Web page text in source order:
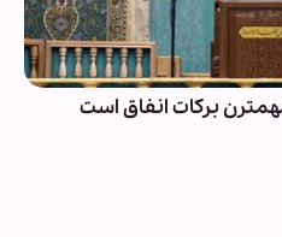
برکات انفاق است